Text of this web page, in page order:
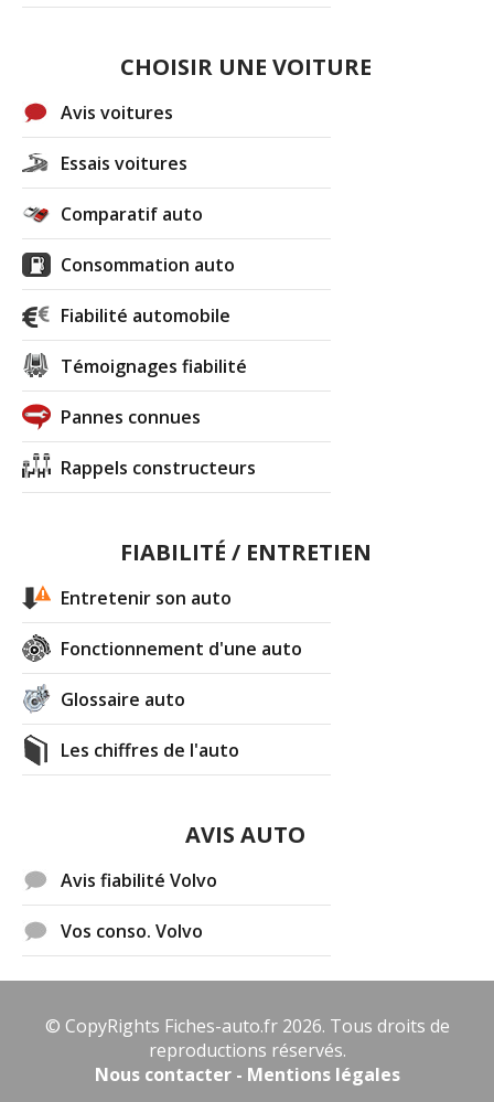
CHOISIR UNE VOITURE
Avis voitures
Essais voitures
Comparatif auto
Consommation auto
Fiabilité automobile
Témoignages fiabilité
Pannes connues
Rappels constructeurs
FIABILITÉ / ENTRETIEN
Entretenir son auto
Fonctionnement d'une auto
Glossaire auto
Les chiffres de l'auto
AVIS AUTO
Avis fiabilité Volvo
Vos conso. Volvo
© CopyRights Fiches-auto.fr 2026. Tous droits de
reproductions réservés.
Nous contacter - Mentions légales